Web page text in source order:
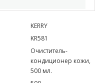
KERRY
KR581
Очиститель-
кондиционер кожи,
500 мл.